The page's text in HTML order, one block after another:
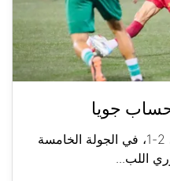
جويا
فوز الأنصار على جويا الرياضي 2-1، في الجولة الخامسة
اللب...